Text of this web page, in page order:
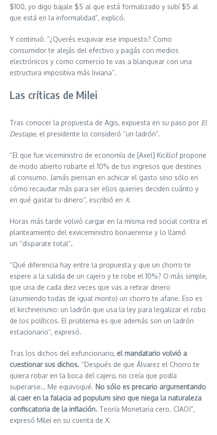
$100, yo digo bajale $5 al que está formalizado y subí $5 al
que está en la informalidad”, explicó.
Y continuó: “¿Querés esquivar ese impuesto? Como
consumidor te alejás del efectivo y pagás con medios
electrónicos y como comercio te vas a blanquear con una
estructura impositiva más liviana”.
Las críticas de Milei
Tras conocer la propuesta de Agis, expuesta en su paso por El
Destape, el presidente lo consideró “un ladrón”.
“El que fue viceministro de economía de [Axel] Kicillof propone
de modo abierto robarte el 10% de tus ingresos que destines
al consumo. Jamás piensan en achicar el gasto sino sólo en
cómo recaudar más para ser ellos quienes deciden cuánto y
en qué gastar tu dinero”, escribió en X.
Horas más tarde volvió cargar en la misma red social contra el
planteamiento del exviceministro bonaerense y lo llamó
un “disparate total”.
“Qué diferencia hay entre la propuesta y que un chorro te
espere a la salida de un cajero y te robe el 10%? O más simple,
que una de cada diez veces que vas a retirar dinero
(asumiendo todas de igual monto) un chorro te afane. Eso es
el kirchnerismo: un ladrón que usa la ley para legalizar el robo
de los políticos. El problema es que además son un ladrón
estacionario”, expresó.
Tras los dichos del exfuncionario, el mandatario volvió a
cuestionar sus dichos. “Después de que Álvarez el Chorro te
quiera robar en la boca del cajero, no creía que podía
superarse… Me equivoqué. No sólo es precario argumentando
al caer en la falacia ad populum sino que niega la naturaleza
confiscatoria de la inflación. Teoría Monetaria cero. CIAO!”,
expresó Milei en su cuenta de X.